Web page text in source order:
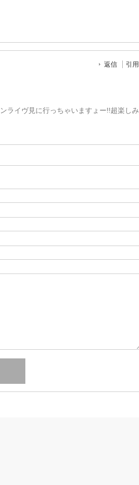
返信 引用
ライヴ見に行っちゃいますょー!!超楽しみ